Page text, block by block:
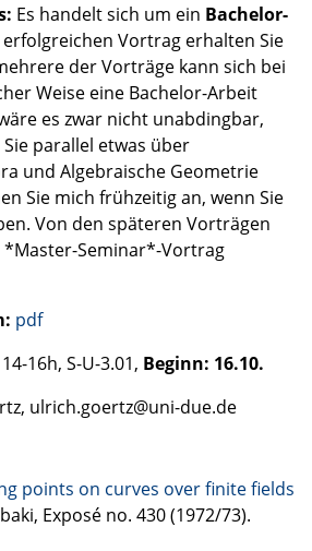
Es handelt sich um ein Bachelor-
erfolgreichen Vortrag erhalten Sie
der Vorträge kann sich bei
Weise eine Bachelor-Arbeit
es zwar nicht unabdingbar,
parallel etwas über
und Algebraische Geometrie
Sie mich frühzeitig an, wenn Sie
Von den späteren Vorträgen
*Master-Seminar*-Vortrag
pdf
16h, S-U-3.01, Beginn: 16.10.
ulrich.goertz@uni-due.de
points on curves over finite fields
Exposé no. 430 (1972/73).